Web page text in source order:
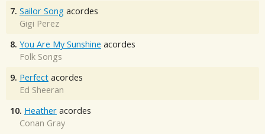
7. Sailor Song acordes
Gigi Perez
8. You Are My Sunshine acordes
Folk Songs
9. Perfect acordes
Ed Sheeran
10. Heather acordes
Conan Gray